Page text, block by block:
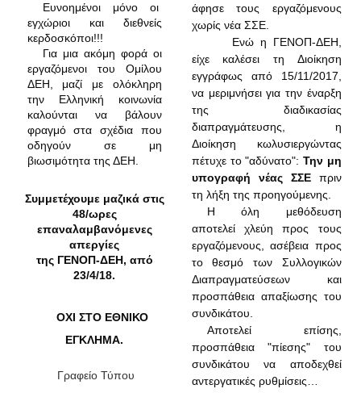
Ευνοημένοι μόνο οι
εγχώριοι και διεθνείς
κερδοσκόποι!!!
Για μια ακόμη φορά οι
εργαζόμενοι του Ομίλου
ΔΕΗ, μαζί με ολόκληρη
την Ελληνική κοινωνία
καλούνται να βάλουν
φραγμό στα σχέδια που
οδηγούν σε μη
βιωσιμότητα της ΔΕΗ.
Συμμετέχουμε μαζικά στις
48/ωρες
επαναλαμβανόμενες
απεργίες
της ΓΕΝΟΠ-ΔΕΗ, από
23/4/18.
ΟΧΙ ΣΤΟ ΕΘΝΙΚΟ
ΕΓΚΛΗΜΑ.
Γραφείο Τύπου
άφησε τους εργαζόμενους
χωρίς νέα ΣΣΕ.
Ενώ η ΓΕΝΟΠ-ΔΕΗ,
είχε καλέσει τη Διοίκηση
εγγράφως από 15/11/2017,
να μεριμνήσει για την έναρξη
της διαδικασίας
διαπραγμάτευσης, η
Διοίκηση κωλυσιεργώντας
πέτυχε το "αδύνατο": Την μη
υπογραφή νέας ΣΣΕπριν
τη λήξη της προηγούμενης.
Η όλη μεθόδευση
αποτελεί χλεύη προς τους
εργαζόμενους, ασέβεια προς
το θεσμό των Συλλογικών
Διαπραγματεύσεων και
προσπάθεια απαξίωσης του
συνδικάτου.
Αποτελεί επίσης,
προσπάθεια "πίεσης" του
συνδικάτου να αποδεχθεί
αντεργατικές ρυθμίσεις…